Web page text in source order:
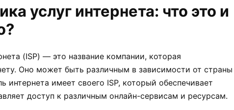
услуг интернета: что это и
(ISP) — это название компании, которая
Оно может быть различным в зависимости от страны
интернета имеет своего ISP, который обеспечивает
доступ к различным онлайн-сервисам и ресурсам.